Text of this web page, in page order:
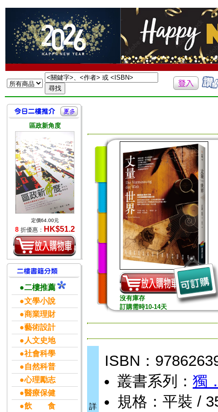
區政新角度
定價64.00元
8 折優惠： HK$51.2
●二樓推薦
●文學小說
●商業理財
●藝術設計
●人文史地
●社會科學
●自然科普
●心理勵志
●醫療保健
●飲 食
沒有庫存
訂購需時10-14天
詳
ISBN：
叢書系列： 獨
規格：平裝 /